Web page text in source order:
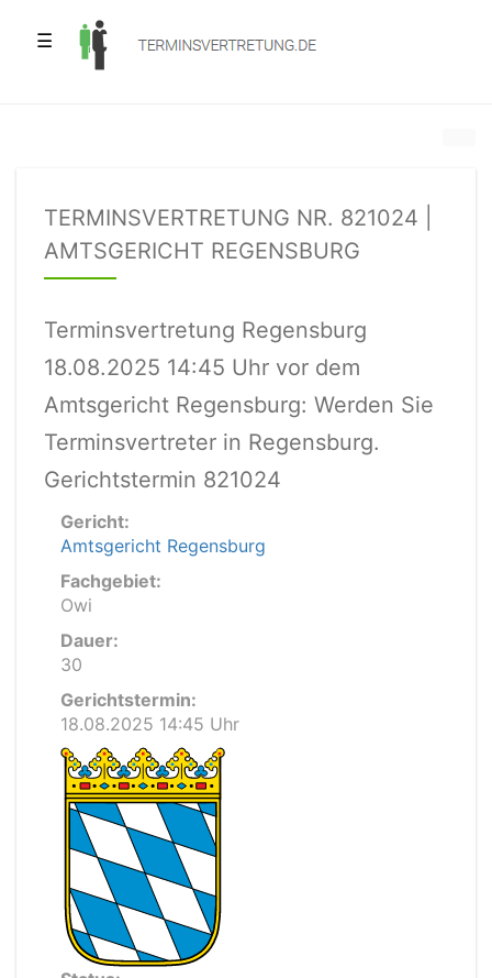
☰
TERMINSVERTRETUNG NR. 821024 |
AMTSGERICHT REGENSBURG
Terminsvertretung Regensburg
18.08.2025 14:45 Uhr vor dem
Amtsgericht Regensburg: Werden Sie
Terminsvertreter in Regensburg.
Gerichtstermin 821024
Gericht:
Amtsgericht Regensburg
Fachgebiet:
Owi
Dauer:
30
Gerichtstermin:
18.08.2025 14:45 Uhr